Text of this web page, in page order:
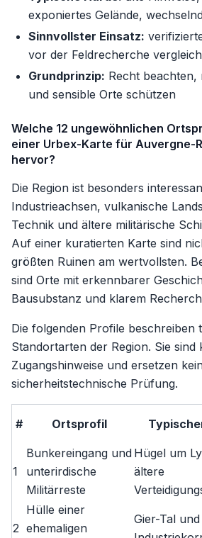
exponiertes Gelände,
Sinnvollster Einsatz:
vor der Feldrecherche
Grundprinzip: Recht
und sensible Orte schützen
Welche 12 ungewöhnlichen
einer Urbex-Karte für Auvergne-
hervor?
Die Region ist besonders
Industrieachsen, vulkanische
Technik und ältere militärische
Auf einer kuratierten Karte sind
größten Ruinen am wertvollsten.
sind Orte mit erkennbarer
Bausubstanz und klarem
Die folgenden Profile beschreiben
Standortarten der Region. Sie
Zugangshinweise und ersetzen
sicherheitstechnische Prüfung.
# Ortsprofil
1
Bunkereingang und
unterirdische
Militärreste
Hügel um
ältere
2
Hülle einer
ehemaligen
Gier-Tal